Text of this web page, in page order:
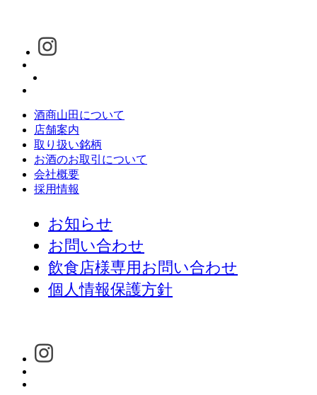
酒商山田について
店舗案内
取り扱い銘柄
お酒のお取引について
会社概要
採用情報
お知らせ
お問い合わせ
飲食店様専用お問い合わせ
個人情報保護方針